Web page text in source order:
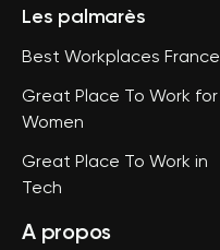
Les palmarès
Best Workplaces France
Great Place To Work for
Women
Great Place To Work in
Tech
A propos